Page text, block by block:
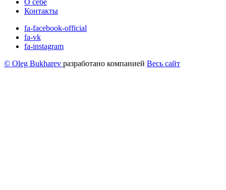
Контакты
fa-facebook-official
fa-vk
fa-instagram
© Oleg Bukharev разработано компанией Весь сайт